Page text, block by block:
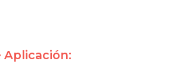
Aplicación: